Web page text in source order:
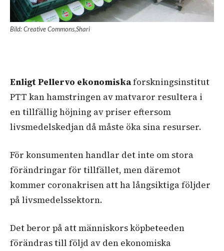
Bild: Creative Commons,Shari
Enligt Pellervo ekonomiskaforskningsinstitut
PTT kan hamstringen av matvaror resultera i
en tillfällig höjning av priser eftersom
livsmedelskedjan då måste öka sina resurser.
För konsumenten handlar det inte om stora
förändringar för tillfället, men däremot
kommer coronakrisen att ha långsiktiga följder
på livsmedelssektorn.
Det beror på att människors köpbeteeden
förändras till följd av den ekonomiska